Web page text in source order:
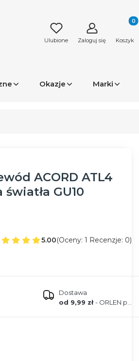
Ulubione Zaloguj się Koszyk
Okazje Marki
ACORD ATL4
GU10
5.00(Oceny: 1 Recenzje: 0)
Dostawa
od 9,99 zł- ORLEN paczka